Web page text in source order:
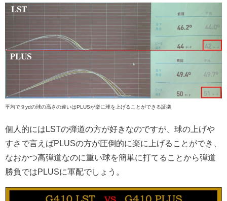
平均で９ydの球の高さの違いはPLUSが楽に球を上げることができる証拠
個人的にはLSTの弾道の方が好きなのですが、球の上げや
すさで言えばPLUSの方が圧倒的に楽に上げることができ、
なおかつ高弾道なのに重い球を簡単に打てることから弾道
勝負ではPLUSに軍配でしょう。